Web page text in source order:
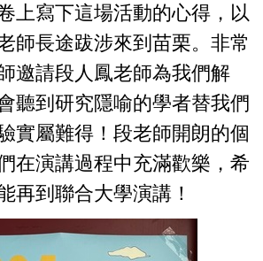
上寫下這場活動的心得，以
師長途跋涉來到苗栗。非常
邀請段人鳳老師為我們解
聽到研究隱喻的學者替我們
實屬難得！段老師開朗的個
在演講過程中充滿歡樂，希
再到聯合大學演講！